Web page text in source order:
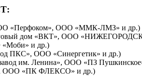
«Перфоком», ООО «ММК-ЛМЗ» и др.)
дом «ВКТ», ООО
«Моби» и др.)
ПКС», ООО «Синергетик» и др.)
им. Ленина», ООО «ПЗ
ООО «ПК ФЛЕКСО» и др.)